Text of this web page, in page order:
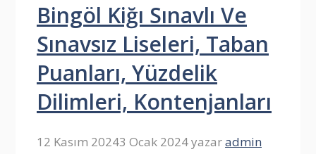
Bingöl Kiğı Sınavlı Ve
Sınavsız Liseleri, Taban
Puanları, Yüzdelik
Dilimleri, Kontenjanları
12 Kasım 20243 Ocak 2024yazaradmin